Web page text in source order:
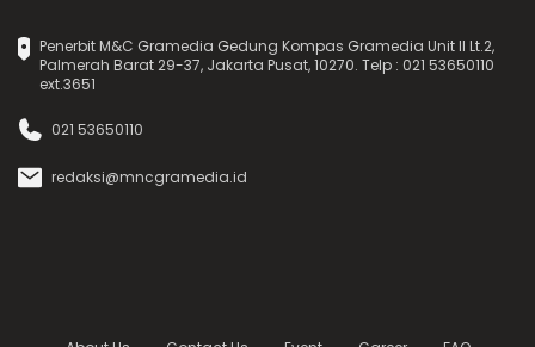
Penerbit M&C Gramedia Gedung Kompas Gramedia Unit II Lt.2,
Palmerah Barat 29-37, Jakarta Pusat, 10270. Telp : 021 53650110
ext.3651
021 53650110
redaksi@mncgramedia.id